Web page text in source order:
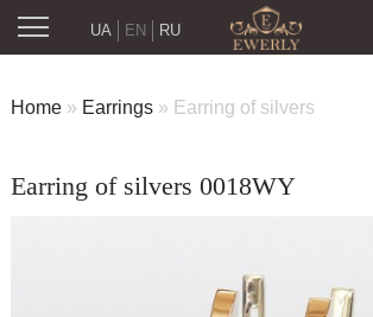
RU
UA EN
Home » Earrings » Earring of silvers
Earring of silvers 0018WY